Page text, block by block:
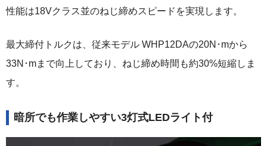
性能は18Vクラス並のねじ締めスピードを実現します。
最大締付トルクは、従来モデル WHP12DAの20N･mから
33N･mまで向上しており、ねじ締め時間も約30%短縮しま
す。
暗所でも作業しやすい3灯式LEDライト付